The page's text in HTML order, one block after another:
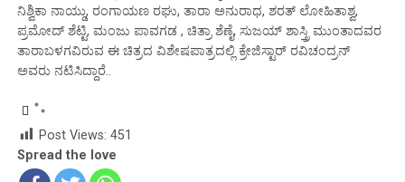
ನಿಶ್ವಿಕಾ ನಾಯ್ಡು, ರಂಗಾಯಣ ರಘು, ತಾರಾ ಅನುರಾಧ, ಶರತ್ ಲೋಹಿತಾಶ್ವ,
ಪ್ರಮೋದ್ ಶೆಟ್ಟಿ, ಮಂಜು ಪಾವಗಡ , ಚಿತ್ರಾ ಶೆಣೈ, ಸುಜಯ್ ಶಾಸ್ತ್ರಿ ಮುಂತಾದವರ
ತಾರಾಬಳಗವಿರುವ ಈ ಚಿತ್ರದ ವಿಶೇಷಪಾತ್ರದಲ್ಲಿ ಕ್ರೇಜಿಸ್ಟಾರ್ ರವಿಚಂದ್ರನ್
ಅವರು ನಟಿಸಿದ್ದಾರೆ..
Post Views: 451
Spread the love